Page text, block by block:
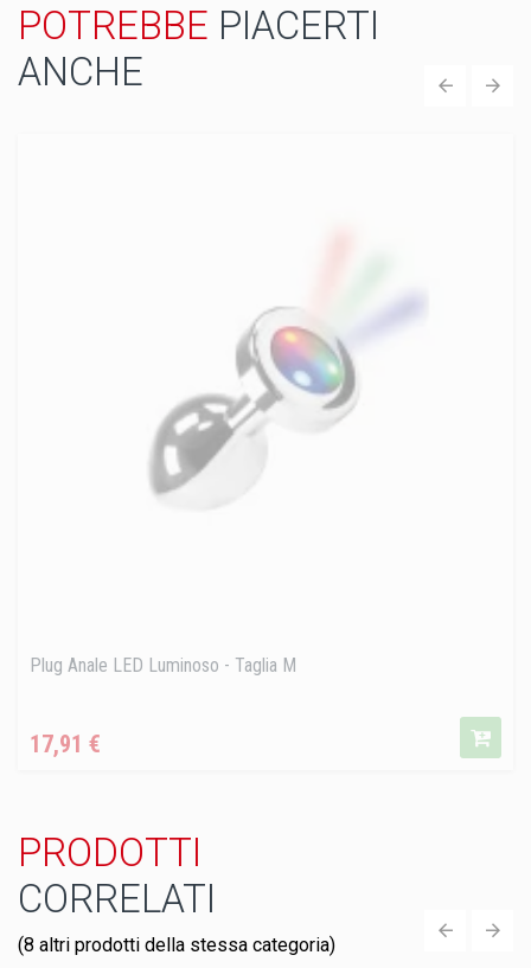
POTREBBE PIACERTI
ANCHE
Plug Anale LED Luminoso - Taglia M
17,91 €
PRODOTTI
CORRELATI
(8 altri prodotti della stessa categoria)